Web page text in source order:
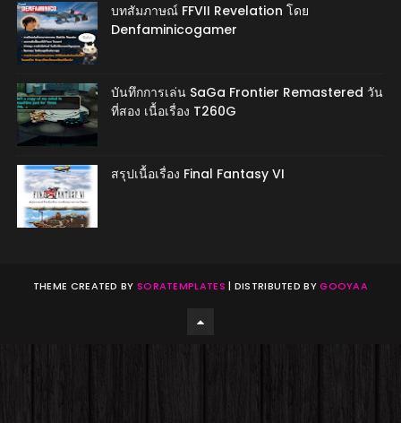
บทสัมภาษณ์ FFVII Revelation โดย
Denfaminicogamer
บันทึกการเล่น SaGa Frontier Remastered วัน
ที่สอง เนื้อเรื่อง T260G
สรุปเนื้อเรื่อง Final Fantasy VI
THEME CREATED BY SORATEMPLATES | DISTRIBUTED BYGOOYAA